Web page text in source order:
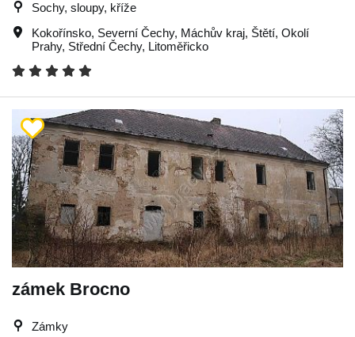
Sochy, sloupy, kříže
Kokořínsko, Severní Čechy, Máchův kraj, Štětí, Okolí
Prahy, Střední Čechy, Litoměřicko
zámek Brocno
Zámky